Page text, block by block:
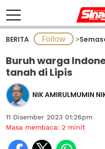
BERITA >
Buruh warga
tanah di Lipis
NIK AMIRULMUMIN
11 Disember 2023 01:26pm
Masa membaca: 2 minit